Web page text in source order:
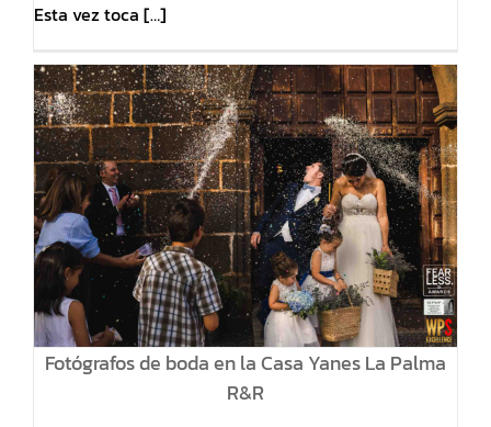
Esta vez toca […]
Fotógrafos de boda en la Casa Yanes La Palma
R&R